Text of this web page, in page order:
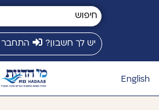
יש לך חשבון? התחבר
English